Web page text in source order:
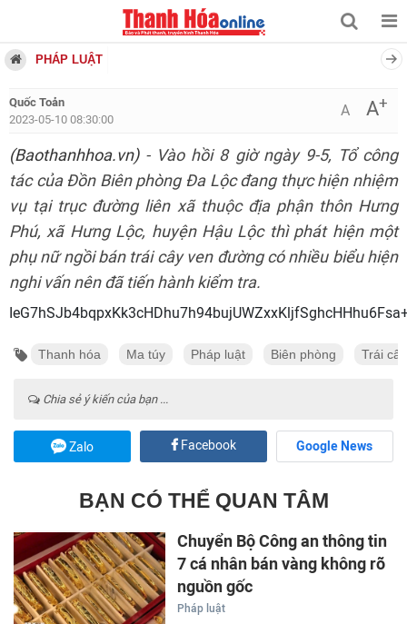
PHÁP LUẬT
Quốc Toản
2023-05-10 08:30:00
A A+
(Baothanhhoa.vn)- Vào hồi 8 giờ ngày 9-5, Tổ công
tác của Đồn Biên phòng Đa Lộc đang thực hiện nhiệm
vụ tại trục đường liên xã thuộc địa phận thôn Hưng
Phú, xã Hưng Lộc, huyện Hậu Lộc thì phát hiện một
phụ nữ ngồi bán trái cây ven đường có nhiều biểu hiện
nghi vấn nên đã tiến hành kiểm tra.
Thanh hóa Ma túy Pháp luật Biên phòng Trái cây
Chia sẻ ý kiến của bạn ...
Zalo Facebook Google News
BẠN CÓ THỂ QUAN TÂM
Chuyển Bộ Công an thông tin
7 cá nhân bán vàng không rõ
nguồn gốc
Pháp luật